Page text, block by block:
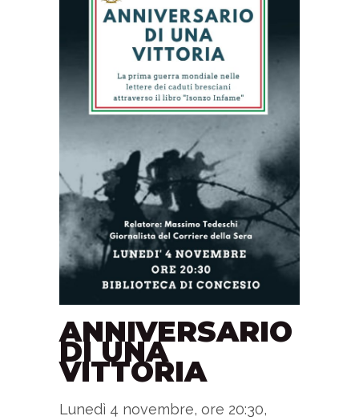
ANNIVERSARIO
DI UNA
VITTORIA
Lunedì 4 novembre, ore 20:30,